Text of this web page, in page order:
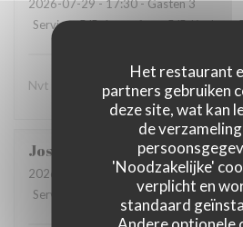
Het restaurant
partners gebruiken
deze site, wat kan
de
'Noodzakelijke'
verplicht en
standaard
2026-07-29- 17:30 - Gasten 3
Service:5/5 Atmosfeer:5/5 Keuken:
Nvt
Jos
2026-07-24
- 19:00 - Gasten 2
Service
Atmosfeer : 5/5 Keuken: 4